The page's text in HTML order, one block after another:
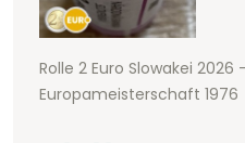
Rolle 2 Euro Slowakei
Europameisterschaft 1976